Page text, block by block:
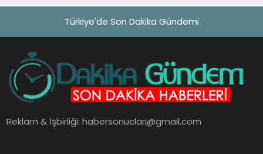
Türkiye'de Son Dakika Gündemi
Reklam & İşbirliği:habersonuclari@gmail.com